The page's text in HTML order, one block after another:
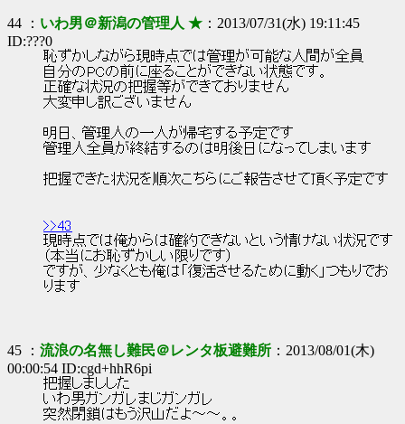
44 ： いわ男＠新潟の管理人 ★ ：2013/07/31(水) 19:11:45
ID:???0
恥ずかしながら現時点では管理が可能な人間が全員
自分のPCの前に座ることができない状態です。
正確な状況の把握等ができておりません
大変申し訳ございません
明日、管理人の一人が帰宅する予定です
管理人全員が終結するのは明後日になってしまいます
把握できた状況を順次こちらにご報告させて頂く予定です
>>43
現時点では俺からは確約できないという情けない状況です
（本当にお恥ずかしい限りです）
ですが、少なくとも俺は「復活させるために動く」つもりでお
ります
45 ： 流浪の名無し難民＠レンタ板避難所 ：2013/08/01(木)
00:00:54 ID:cgd+hhR6pi
把握しましした
いわ男ガンガレまじガンガレ
突然閉鎖はもう沢山だよ～～。。